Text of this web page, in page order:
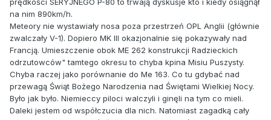
na nim 890km/h.
Meteory nie wystawiały nosa poza przestrzeń OPL Anglii (głównie
zwalczały V-1). Dopiero MK III okazjonalnie się pokazywały nad
Francją. Umieszczenie obok ME 262 konstrukcji Radzieckich
odrzutowców" tamtego okresu to chyba kpina Misiu Puszysty.
Chyba raczej jako porównanie do Me 163. Co tu gdybać nad
przewagą Świąt Bożego Narodzenia nad Świętami Wielkiej Nocy.
Było jak było. Niemieccy piloci walczyli i ginęli na tym co mieli.
Daleki jestem od współczucia dla nich. Natomiast zagadką cały